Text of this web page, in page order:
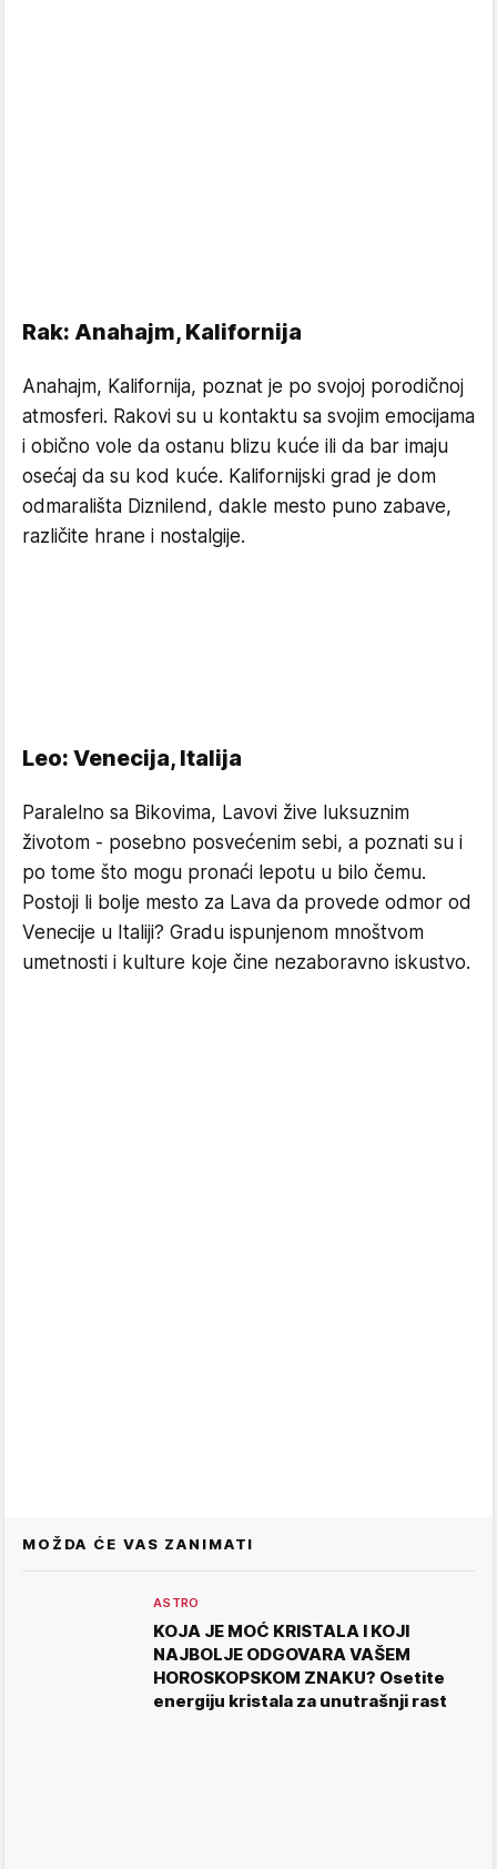
Rak: Anahajm, Kalifornija
Anahajm, Kalifornija, poznat je po svojoj porodičnoj
atmosferi. Rakovi su u kontaktu sa svojim emocijama
i obično vole da ostanu blizu kuće ili da bar imaju
osećaj da su kod kuće. Kalifornijski grad je dom
odmarališta Diznilend, dakle mesto puno zabave,
različite hrane i nostalgije.
Leo: Venecija, Italija
Paralelno sa Bikovima, Lavovi žive luksuznim
životom - posebno posvećenim sebi, a poznati su i
po tome što mogu pronaći lepotu u bilo čemu.
Postoji li bolje mesto za Lava da provede odmor od
Venecije u Italiji? Gradu ispunjenom mnoštvom
umetnosti i kulture koje čine nezaboravno iskustvo.
MOŽDA ĆE VAS ZANIMATI
ASTRO
KOJA JE MOĆ KRISTALA I KOJI
NAJBOLJE ODGOVARA VAŠEM
HOROSKOPSKOM ZNAKU? Osetite
energiju kristala za unutrašnji rast